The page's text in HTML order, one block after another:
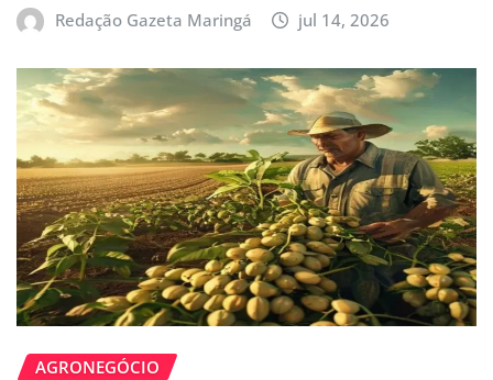
Redação Gazeta Maringá jul 14, 2026
AGRONEGÓCIO